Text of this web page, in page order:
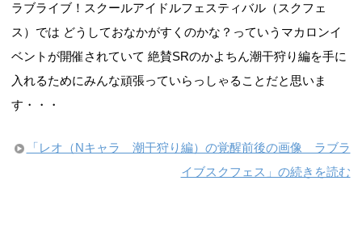
ラブライブ！スクールアイドルフェスティバル（スクフェ
ス）では どうしておなかがすくのかな？っていうマカロンイ
ベントが開催されていて 絶賛SRのかよちん潮干狩り編を手に
入れるためにみんな頑張っていらっしゃることだと思いま
す・・・
「レオ（Nキャラ 潮干狩り編）の覚醒前後の画像 ラブラ
イブスクフェス」の続きを読む